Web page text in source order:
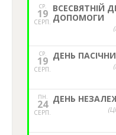
СР.
19
СЕРП.
ВСЕСВЯТНІЙ
ДОПОМОГИ
СР.
19
СЕРП.
ДЕНЬ
ПН.
24
СЕРП.
ДЕНЬ